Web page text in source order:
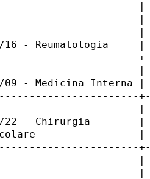
|
|
|                          |
16 - Reumatologia
|
- Medicina Interna |
|
22 - Chirurgia
|
|
|